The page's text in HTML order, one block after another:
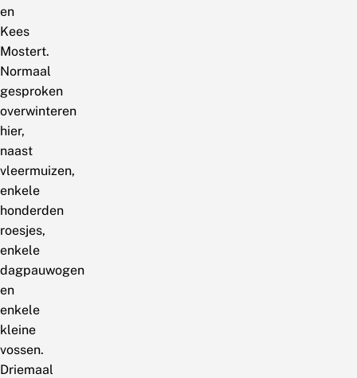
en
Kees
Mostert.
Normaal
gesproken
overwinteren
hier,
naast
vleermuizen,
enkele
honderden
roesjes,
enkele
dagpauwogen
en
enkele
kleine
vossen.
Driemaal